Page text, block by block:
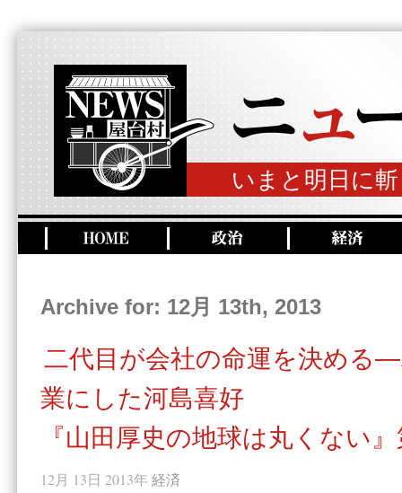
いまと明日に
Archive for: 12月 13th, 2013
二代目が会社の命運を決める
業にした河島喜好
『山田厚史の地球は丸くない
12月 13日 2013年 経済